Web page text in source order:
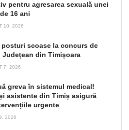
pentru agresarea sexuală unei
16 ani
10, 2026
posturi scoase la concurs de
Județean din Timișoara
7, 2026
greva în sistemul medical!
asistente din Timiș asigură
urgente
2026